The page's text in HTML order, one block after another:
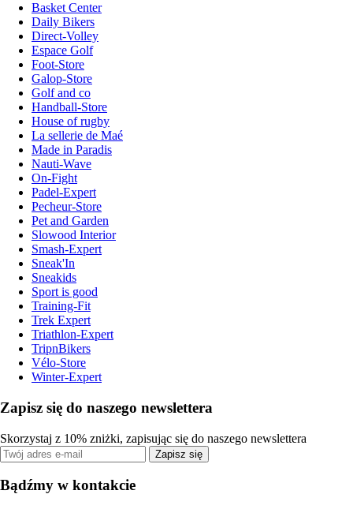
Basket Center
Daily Bikers
Direct-Volley
Espace Golf
Foot-Store
Galop-Store
Golf and co
Handball-Store
House of rugby
La sellerie de Maé
Made in Paradis
Nauti-Wave
On-Fight
Padel-Expert
Pecheur-Store
Pet and Garden
Slowood Interior
Smash-Expert
Sneak'In
Sneakids
Sport is good
Training-Fit
Trek Expert
Triathlon-Expert
TripnBikers
Vélo-Store
Winter-Expert
Zapisz się do naszego newslettera
Skorzystaj z 10% zniżki, zapisując się do naszego newslettera
Zapisz się
Bądźmy w kontakcie